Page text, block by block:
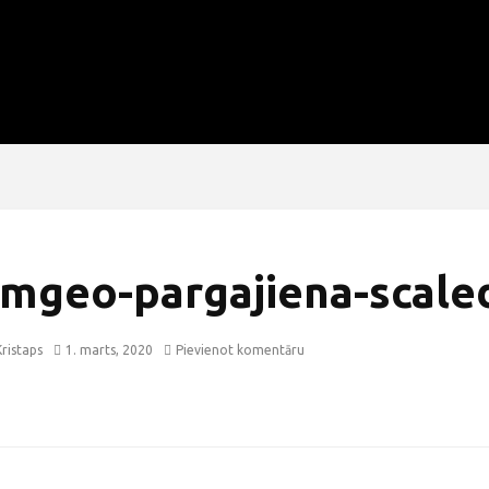
pargajiena-
1. marts, 2020 Pievienot komentāru